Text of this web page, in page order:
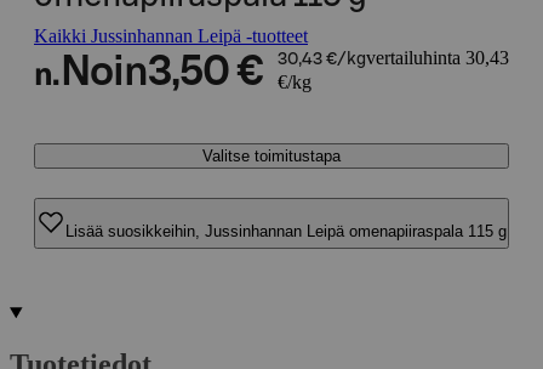
Kaikki Jussinhannan Leipä -tuotteet
n. Noin3,50 € 30,43 €/kgvertailuhinta 30,43
€/kg
Valitse toimitustapa
Lisää suosikkeihin, Jussinhannan Leipä omenapiiraspala 115 g